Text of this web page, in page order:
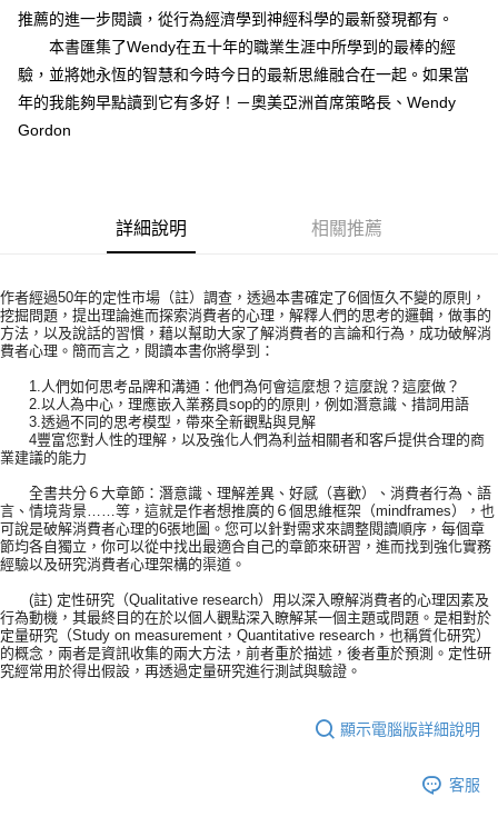
推薦的進一步閱讀，從行為經濟學到神經科學的最新發現都有。
本書匯集了Wendy在五十年的職業生涯中所學到的最棒的經
驗，並將她永恆的智慧和今時今日的最新思維融合在一起。如果當
年的我能夠早點讀到它有多好！－奧美亞洲首席策略長、Wendy
Gordon
詳細說明 相關推薦
作者經過50年的定性市場（註）調查，透過本書確定了6個恆久不變的原則，
挖掘問題，提出理論進而探索消費者的心理，解釋人們的思考的邏輯，做事的
方法，以及說話的習慣，藉以幫助大家了解消費者的言論和行為，成功破解消
費者心理。簡而言之，閱讀本書你將學到：
1.人們如何思考品牌和溝通：他們為何會這麼想？這麼說？這麼做？
2.以人為中心，理應嵌入業務員sop的的原則，例如潛意識、措詞用語
3.透過不同的思考模型，帶來全新觀點與見解
4豐富您對人性的理解，以及強化人們為利益相關者和客戶提供合理的商
業建議的能力
全書共分６大章節：潛意識、理解差異、好感（喜歡）、消費者行為、語
言、情境背景……等，這就是作者想推廣的６個思維框架（mindframes），也
可說是破解消費者心理的6張地圖。您可以針對需求來調整閱讀順序，每個章
節均各自獨立，你可以從中找出最適合自己的章節來研習，進而找到強化實務
經驗以及研究消費者心理架構的渠道。
(註) 定性研究（Qualitative research）用以深入暸解消費者的心理因素及
行為動機，其最終目的在於以個人觀點深入瞭解某一個主題或問題。是相對於
定量研究（Study on measurement，Quantitative research，也稱質化研究）
的概念，兩者是資訊收集的兩大方法，前者重於描述，後者重於預測。定性研
究經常用於得出假設，再透過定量研究進行測試與驗證。
顯示電腦版詳細說明
客服